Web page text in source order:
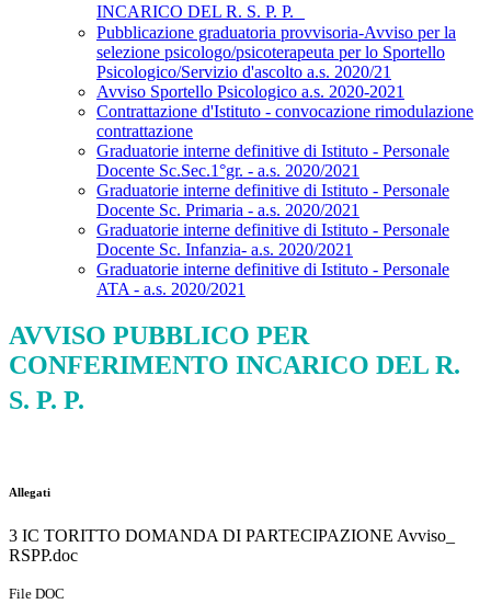
INCARICO DEL R. S. P. P.
Pubblicazione graduatoria provvisoria-Avviso per la
selezione psicologo/psicoterapeuta per lo Sportello
Psicologico/Servizio d'ascolto a.s. 2020/21
Avviso Sportello Psicologico a.s. 2020-2021
Contrattazione d'Istituto - convocazione rimodulazione
contrattazione
Graduatorie interne definitive di Istituto - Personale
Docente Sc.Sec.1°gr. - a.s. 2020/2021
Graduatorie interne definitive di Istituto - Personale
Docente Sc. Primaria - a.s. 2020/2021
Graduatorie interne definitive di Istituto - Personale
Docente Sc. Infanzia- a.s. 2020/2021
Graduatorie interne definitive di Istituto - Personale
ATA - a.s. 2020/2021
AVVISO PUBBLICO PER
CONFERIMENTO INCARICO DEL R.
S. P. P.
Allegati
3 IC TORITTO DOMANDA DI PARTECIPAZIONE Avviso_
RSPP.doc
File DOC